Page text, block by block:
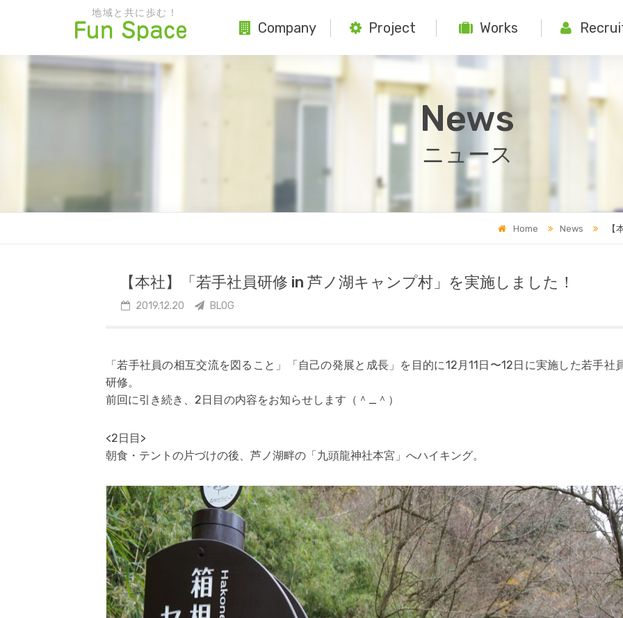
地域と共に歩む！
Company Project Works
News
ニュース
Home News 【
【本社】「若手社員研修 in 芦ノ湖キャンプ村」を実施しました！
2019.12.20 BLOG
「若手社員の相互交流を図ること」「自己の発展と成長」を目的に12月11日〜12日に実施した若手社
研修。
前回に引き続き、2日目の内容をお知らせします（＾_＾）
<2日目>
朝食・テントの片づけの後、芦ノ湖畔の「九頭龍神社本宮」へハイキング。